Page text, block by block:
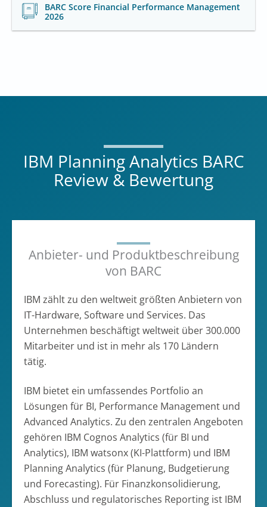
BARC Score Financial Performance Management
2026
IBM Planning Analytics BARC
Review & Bewertung
Anbieter- und Produktbeschreibung
von BARC
IBM zählt zu den weltweit größten Anbietern von
IT-Hardware, Software und Services. Das
Unternehmen beschäftigt weltweit über 300.000
Mitarbeiter und ist in mehr als 170 Ländern
tätig.
IBM bietet ein umfassendes Portfolio an
Lösungen für BI, Performance Management und
Advanced Analytics. Zu den zentralen Angeboten
gehören IBM Cognos Analytics (für BI und
Analytics), IBM watsonx (KI-Plattform) und IBM
Planning Analytics (für Planung, Budgetierung
und Forecasting). Für Finanzkonsolidierung,
Abschluss und regulatorisches Reporting ist IBM